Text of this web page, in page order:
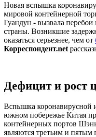
Новая вспышка
мировой контейнерной
Гуандун - вызвала
страны. Возникшие
оказаться серьезнее, чем от
Корреспондент.net
Дефицит и рост
Вспышка коронавирусной
южном побережье Китая
контейнерных портов
являются третьим и пятым